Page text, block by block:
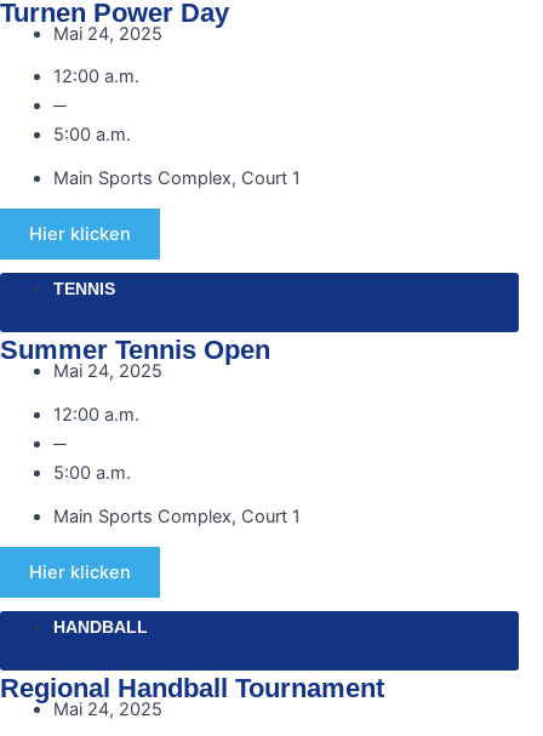
Turnen Power Day
Mai 24, 2025
12:00 a.m.
─
5:00 a.m.
Main Sports Complex, Court 1
Hier klicken
TENNIS
Summer Tennis Open
Mai 24, 2025
12:00 a.m.
─
5:00 a.m.
Main Sports Complex, Court 1
Hier klicken
HANDBALL
Regional Handball Tournament
Mai 24, 2025